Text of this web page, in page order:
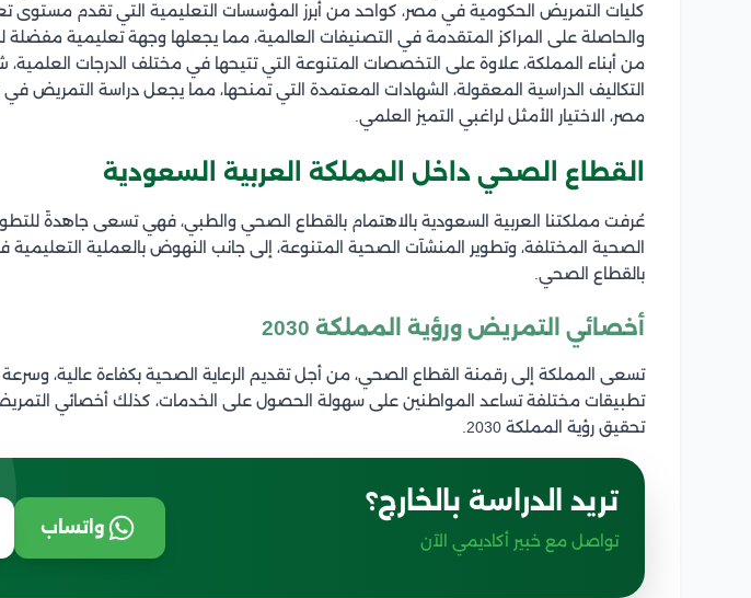
كليات التمريض الحكومية في مصر، كواحد من أبرز المؤسسات التعليمية التي تقدم مستوى
والحاصلة على المراكز المتقدمة في التصنيفات العالمية، مما يجعلها وجهة تعليمية مفضلة
من أبناء المملكة، علاوة على التخصصات المتنوعة التي تتيحها في مختلف الدرجات العلمية،
التكاليف الدراسية المعقولة، الشهادات المعتمدة التي تمنحها، مما يجعل دراسة التمريض
مصر، الاختيار الأمثل لراغبي التميز العلمي.
القطاع الصحي داخل المملكة العربية السعودية
عُرفت مملكتنا العربية السعودية بالاهتمام بالقطاع الصحي والطبي، فهي تسعى جاهدةً
الصحية المختلفة، وتطوير المنشآت الصحية المتنوعة، إلى جانب النهوض بالعملية التعليمية
بالقطاع الصحي.
أخصائي التمريض ورؤية المملكة 2030
تسعى المملكة إلى رقمنة القطاع الصحي، من أجل تقديم الرعاية الصحية بكفاءة عالية،
تطبيقات مختلفة تساعد المواطنين على سهولة الحصول على الخدمات، كذلك أخصائي
تحقيق رؤية المملكة 2030.
تريد الدراسة بالخارج؟
تواصل مع خبير أكاديمي الآن
واتساب